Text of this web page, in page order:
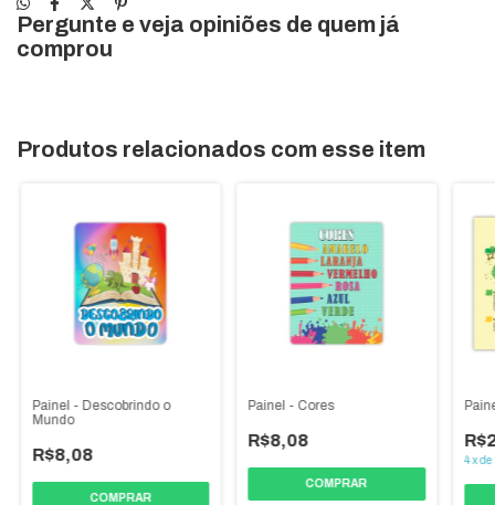
Pergunte e veja opiniões de quem já
comprou
Produtos relacionados com esse item
Painel - Descobrindo o
Mundo
R$8,08
Painel - Cores
R$8,08
4xde